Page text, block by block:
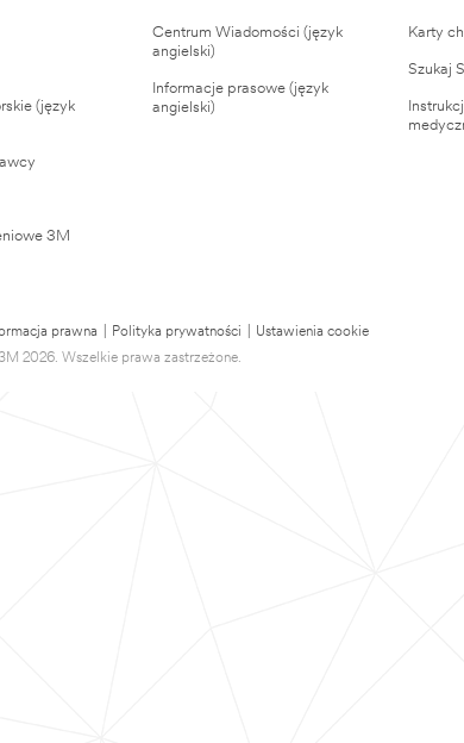
(język
3M
Centrum Wiadomości (język
angielski)
Informacje prasowe (język
angielski)
Karty
Szukaj
prawna Polityka prywatności
Ustawienia cookie
2026. Wszelkie prawa zastrzeżone.